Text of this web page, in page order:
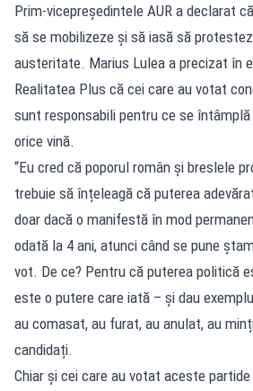
Prim-vicepreședintele AUR a declarat
să se mobilizeze și să iasă să
austeritate. Marius Lulea a precizat în
Realitatea Plus că cei care au votat
sunt responsabili pentru ce se
orice vină.
“Eu cred că poporul român și breslele
trebuie să înțeleagă că puterea
doar dacă o manifestă în mod
odată la 4 ani, atunci când se pune
vot. De ce? Pentru că puterea politică
este o putere care iată – și dau
au comasat, au furat, au anulat, au
candidați.
Chiar și cei care au votat aceste